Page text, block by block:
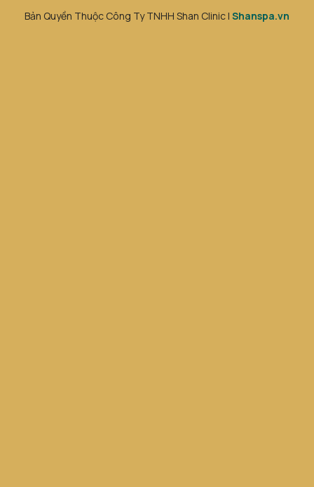
Bản Quyền Thuộc Công Ty TNHH Shan Clinic | Shanspa.vn